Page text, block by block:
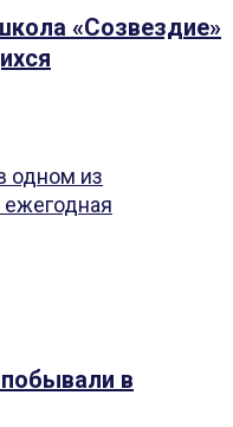
«Созвездие»
одном из
ежегодная
в